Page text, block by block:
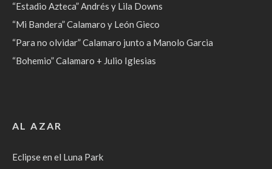
“Estadio Azteca” Andrés y Lila Downs
“Mi Bandera” Calamaro y León Gieco
“Para no olvidar” Calamaro junto a Manolo Garcia
“Bohemio” Calamaro + Julio Iglesias
AL AZAR
Eclipse en el Luna Park